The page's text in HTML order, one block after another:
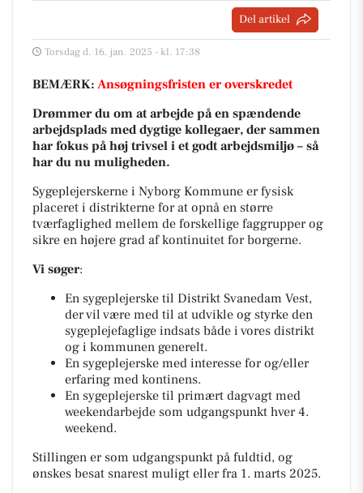
Del artikel
Torsdag d. 16. jan. 2025 - kl. 17:38
BEMÆRK: Ansøgningsfristen er overskredet
Drømmer du om at arbejde på en spændende
arbejdsplads med dygtige kollegaer, der sammen
har fokus på høj trivsel i et godt arbejdsmiljø – så
har du nu muligheden.
Sygeplejerskerne i Nyborg Kommune er fysisk
placeret i distrikterne for at opnå en større
tværfaglighed mellem de forskellige faggrupper og
sikre en højere grad af kontinuitet for borgerne.
Vi søger:
En sygeplejerske til Distrikt Svanedam Vest,
der vil være med til at udvikle og styrke den
sygeplejefaglige indsats både i vores distrikt
og i kommunen generelt.
En sygeplejerske med interesse for og/eller
erfaring med kontinens.
En sygeplejerske til primært dagvagt med
weekendarbejde som udgangspunkt hver 4.
weekend.
Stillingen er som udgangspunkt på fuldtid, og
ønskes besat snarest muligt eller fra 1. marts 2025.